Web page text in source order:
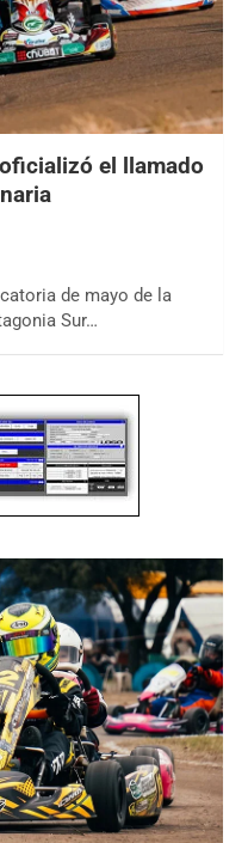
el llamado
de mayo de la
Sur…